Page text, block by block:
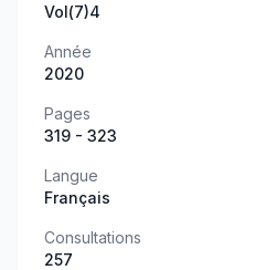
Vol(7)4
Année
2020
Pages
319 - 323
Langue
Français
Consultations
257